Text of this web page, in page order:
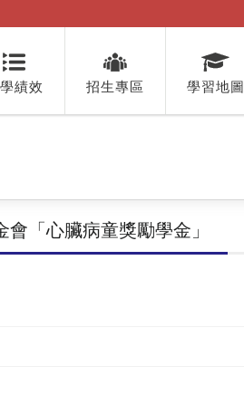
績效 招生專區 學習地圖
「心臟病童獎勵學金」